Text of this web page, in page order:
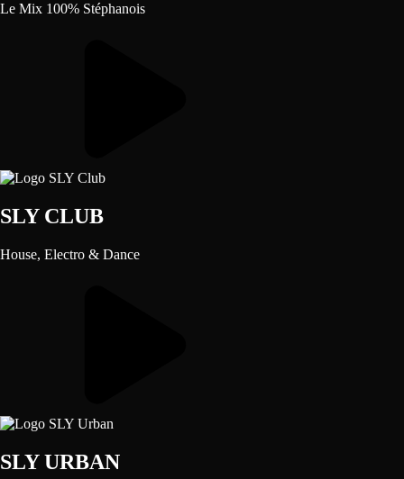
Le Mix 100% Stéphanois
SLY CLUB
House, Electro & Dance
SLY URBAN